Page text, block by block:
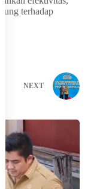
terhadap
NEXT